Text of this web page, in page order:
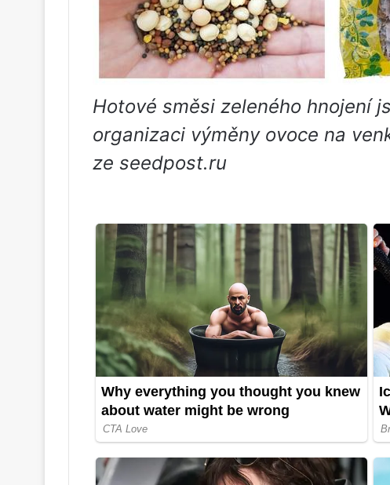
Hotové směsi zeleného hnojení
organizaci výměny ovoce na
ze seedpost.ru